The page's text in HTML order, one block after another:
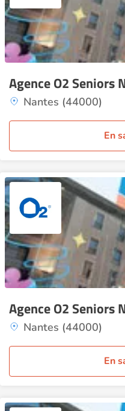
Agence O2 Seniors
Nantes (44000)
En
Agence O2 Seniors
Nantes (44000)
En